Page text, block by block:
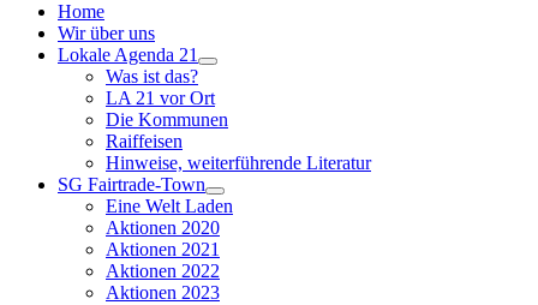
Home
Wir über uns
Lokale Agenda 21
Was ist das?
LA 21 vor Ort
Die Kommunen
Raiffeisen
Hinweise, weiterführende Literatur
SG Fairtrade-Town
Eine Welt Laden
Aktionen 2020
Aktionen 2021
Aktionen 2022
Aktionen 2023